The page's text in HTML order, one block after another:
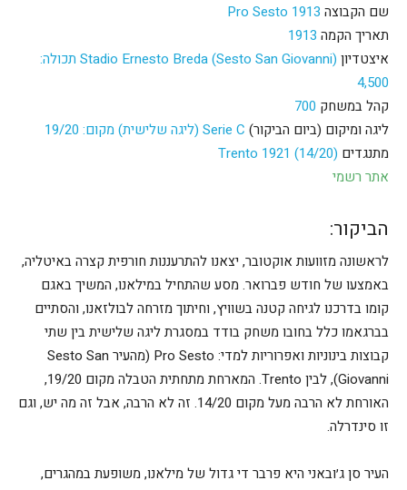
שם הקבוצה Pro Sesto 1913
תאריך הקמה 1913
איצטדיון
Stadio Ernesto Breda (Sesto San Giovanni) תכולה:
4,500
קהל במשחק
ליגה ומיקום (ביום הביקור) Serie C (ליגה שלישית) מקום: 19/20
מתנגדים Trento 1921 (14/20)
אתר רשמי
הביקור:
לראשונה מזוועות אוקטובר, יצאנו להתרעננות חורפית קצרה באיטליה,
באמצעו של חודש פברואר. מסע שהתחיל במילאנו, המשיך באגם
קומו בדרכנו לגיחה קטנה בשוויץ, וחיתוך מזרחה לבולזאנו, והסתיים
בברגאמו כלל בחובו משחק בודד במסגרת ליגה שלישית בין שתי
קבוצות בינוניות ואפרוריות למדי: Pro Sesto (מהעיר Sesto San
Giovanni), לבין Trento. המארחת מתחתית הטבלה מקום 19/20,
האורחת לא הרבה מעל מקום 14/20. זה לא הרבה, אבל זה מה יש, וגם
זו סינדרלה.
העיר סן ג׳ובאני היא פרבר די גדול של מילאנו, משופעת במהגרים,